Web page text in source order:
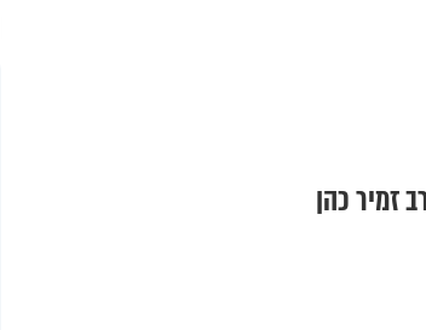
זמיר כהן